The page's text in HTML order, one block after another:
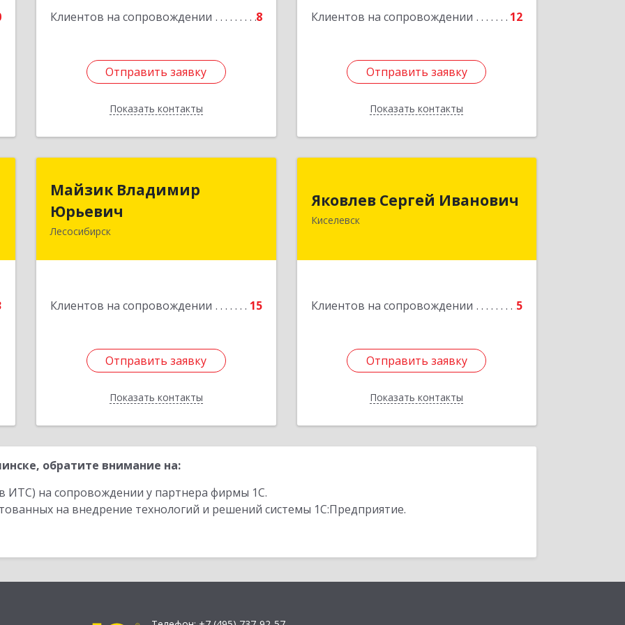
Клиентов на сопровождении 8
Отправить заявку
Показать контакты
Отправить заявку
Назад
Клиентов на сопровождении 12
Отправить заявку
Показать контакты
Отправить заявку
Назад
Майзик Владимир
Юрьевич
Лесосибирск
Клиентов на сопровождении 15
Отправить заявку
Показать контакты
Юрьевич
Отправить заявку
Назад
Яковлев Сергей Иванович
Киселевск
Клиентов на сопровождении 5
Отправить заявку
Показать контакты
650002, Кемеровская обл, г.Кемерово,
пр-т Шахтеров, дом № 90, кв.104
Подробнее
Отправить заявку
Назад
обратите внимание на:
ИТС) на сопровождении у партнера фирмы 1С.
на внедрение технологий и решений системы 1С:Предприятие.